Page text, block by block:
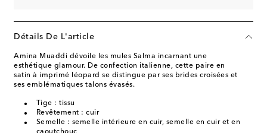
Détails De L'article
Amina Muaddi dévoile les mules Salma incarnant une
esthétique glamour. De confection italienne, cette paire en
satin à imprimé léopard se distingue par ses brides croisées et
ses emblématiques talons évasés.
Tige : tissu
Revêtement : cuir
Semelle : semelle intérieure en cuir, semelle en cuir et en
caoutchouc